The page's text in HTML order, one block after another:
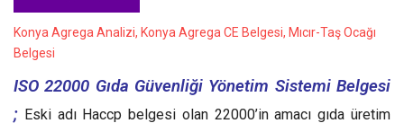
Konya Agrega Analizi, Konya Agrega CE Belgesi, Mıcır-Taş Ocağı
Belgesi
ISO 22000 Gıda Güvenliği Yönetim Sistemi Belgesi
; Eski adı Haccp belgesi olan 22000’in amacı gıda üretim